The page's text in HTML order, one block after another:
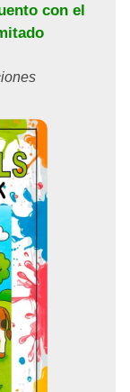
con el